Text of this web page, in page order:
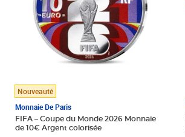
Nouveauté
Monnaie De Paris
FIFA – Coupe du Monde 2026 Monnaie
de 10€ Argent colorisée